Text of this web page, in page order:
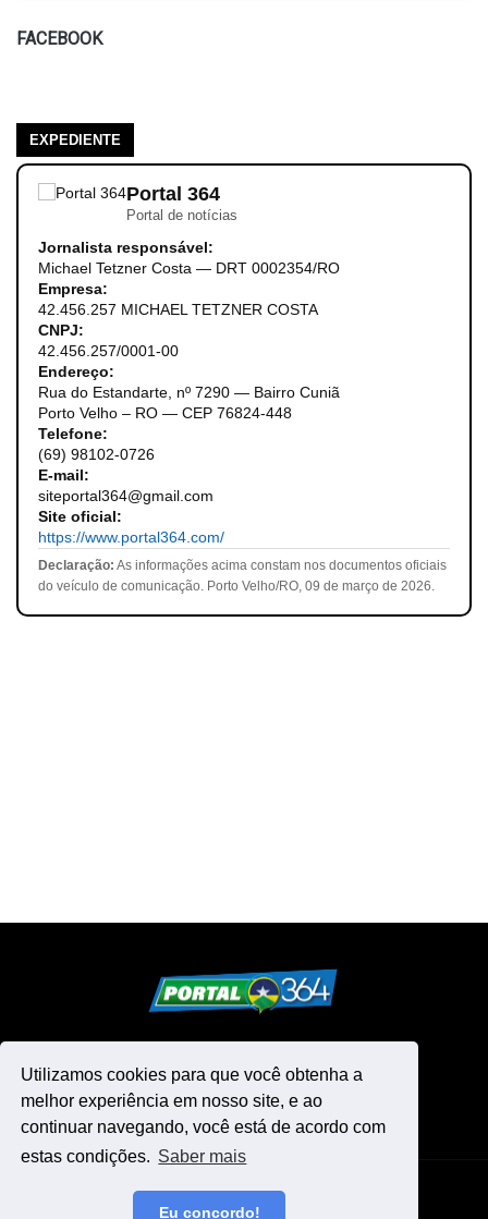
Utilizamos cookies para que você obtenha a
melhor experiência em nosso site, e ao
continuar navegando, você está de acordo com
estas condições. Saber mais
Eu concordo!
FACEBOOK
EXPEDIENTE
Portal 364
Portal de notícias
Jornalista responsável:
Michael Tetzner Costa — DRT 0002354/RO
Empresa:
42.456.257 MICHAEL TETZNER COSTA
CNPJ:
42.456.257/0001-00
Endereço:
Rua do Estandarte, nº 7290 — Bairro Cuniã
Porto Velho – RO — CEP 76824-448
Telefone:
(69) 98102-0726
E-mail:
siteportal364@gmail.com
Site oficial:
https://www.portal364.com/
Declaração: As informações acima constam nos documentos oficiais
do veículo de comunicação. Porto Velho/RO, 09 de março de 2026.
Blogger Templates